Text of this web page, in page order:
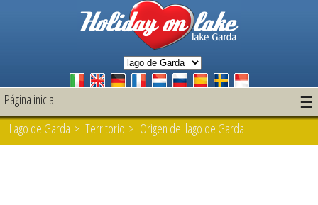
Página inicial ☰
Lago de Garda > Territorio > Origen del lago de Garda